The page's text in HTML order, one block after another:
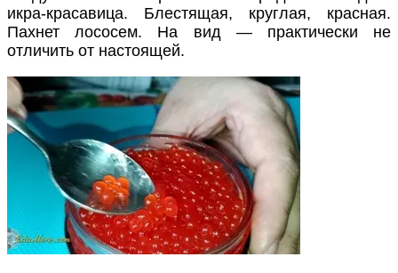
икра-красавица. Блестящая, круглая, красная.
Пахнет лососем. На вид — практически не
отличить от настоящей.